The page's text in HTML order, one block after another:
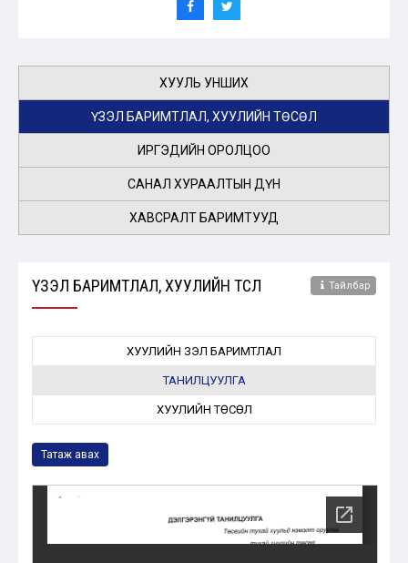
ХУУЛЬ УНШИХ
ҮЗЭЛ БАРИМТЛАЛ, ХУУЛИЙН ТӨСӨЛ
ИРГЭДИЙН ОРОЛЦОО
САНАЛ ХУРААЛТЫН ДҮН
ХАВСРАЛТ БАРИМТУУД
ҮЗЭЛ БАРИМТЛАЛ, ХУУЛИЙН ТӨСӨЛ Тайлбар
ХУУЛИЙН ҮЗЭЛ БАРИМТЛАЛ
ТАНИЛЦУУЛГА
ХУУЛИЙН ТӨСӨЛ
Татаж авах